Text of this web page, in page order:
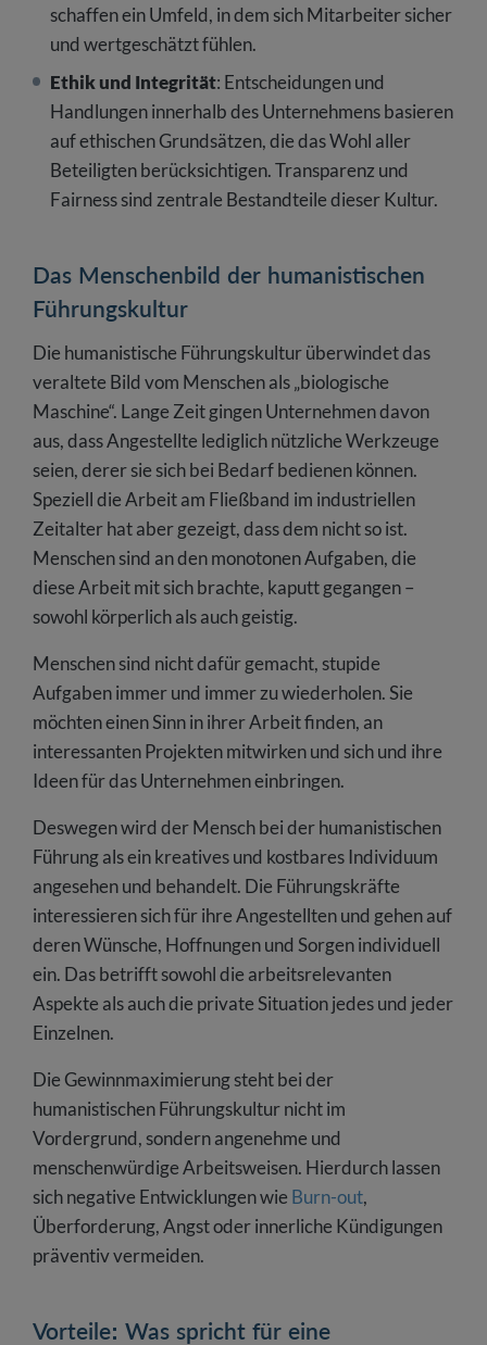
schaffen ein Umfeld, in dem sich Mitarbeiter sicher
und wertgeschätzt fühlen.
Ethik und Integrität: Entscheidungen und
Handlungen innerhalb des Unternehmens basieren
auf ethischen Grundsätzen, die das Wohl aller
Beteiligten berücksichtigen. Transparenz und
Fairness sind zentrale Bestandteile dieser Kultur.
Das Menschenbild der humanistischen
Führungskultur
Die humanistische Führungskultur überwindet das
veraltete Bild vom Menschen als „biologische
Maschine“. Lange Zeit gingen Unternehmen davon
aus, dass Angestellte lediglich nützliche Werkzeuge
seien, derer sie sich bei Bedarf bedienen können.
Speziell die Arbeit am Fließband im industriellen
Zeitalter hat aber gezeigt, dass dem nicht so ist.
Menschen sind an den monotonen Aufgaben, die
diese Arbeit mit sich brachte, kaputt gegangen –
sowohl körperlich als auch geistig.
Menschen sind nicht dafür gemacht, stupide
Aufgaben immer und immer zu wiederholen. Sie
möchten einen Sinn in ihrer Arbeit finden, an
interessanten Projekten mitwirken und sich und ihre
Ideen für das Unternehmen einbringen.
Deswegen wird der Mensch bei der humanistischen
Führung als ein kreatives und kostbares Individuum
angesehen und behandelt. Die Führungskräfte
interessieren sich für ihre Angestellten und gehen auf
deren Wünsche, Hoffnungen und Sorgen individuell
ein. Das betrifft sowohl die arbeitsrelevanten
Aspekte als auch die private Situation jedes und jeder
Einzelnen.
Die Gewinnmaximierung steht bei der
humanistischen Führungskultur nicht im
Vordergrund, sondern angenehme und
menschenwürdige Arbeitsweisen. Hierdurch lassen
sich negative Entwicklungen wie Burn-out,
Überforderung, Angst oder innerliche Kündigungen
präventiv vermeiden.
Vorteile: Was spricht für eine